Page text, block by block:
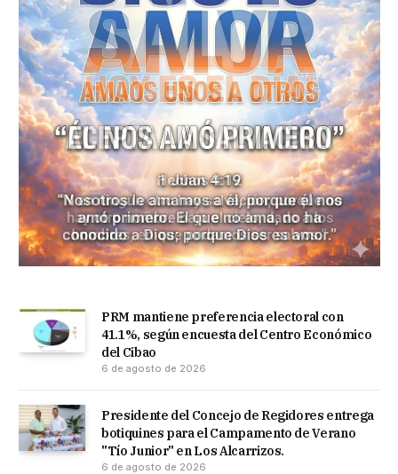
PRM mantiene preferencia electoral con
41.1%, según encuesta del Centro Económico
del Cibao
6 de agosto de 2026
Presidente del Concejo de Regidores entrega
botiquines para el Campamento de Verano
"Tío Junior" en Los Alcarrizos.
6 de agosto de 2026